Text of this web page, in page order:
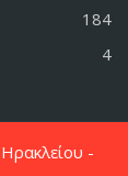
184
4
-